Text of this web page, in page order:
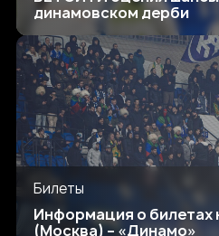
динамовском дерби
Билеты
Информация о билетах
(Москва) – «Динамо»